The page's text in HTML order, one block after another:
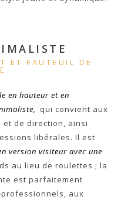
ET FAUTEUIL DE
en hauteur et en
qui convient aux
de direction, ainsi
libérales. Il est
version visiteur avec une
au lieu de roulettes ; la
est parfaitement
aux